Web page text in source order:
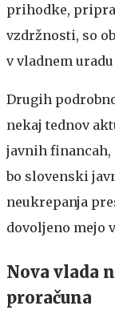
prihodke,
vzdržnosti, so
v vladnem
Drugih
nekaj tednov
javnih financah,
bo slovenski
neukrepanja
dovoljeno mejo
Nova vlada
proračuna